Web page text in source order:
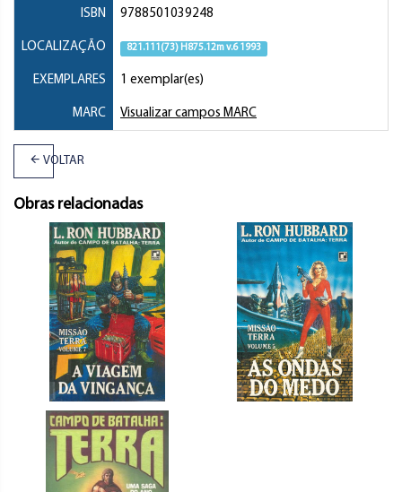
ISBN 9788501039248
LOCALIZAÇÃO 821.111(73) H875.12m v.6 1993
EXEMPLARES 1 exemplar(es)
MARC Visualizar campos MARC
VOLTAR
Obras relacionadas